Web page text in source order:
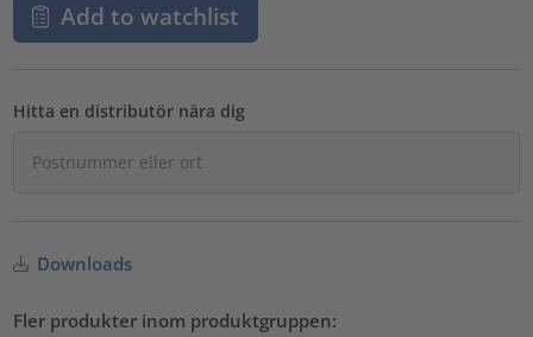
Add to watchlist
Hitta en distributör nära dig
Downloads
Fler produkter inom produktgruppen: